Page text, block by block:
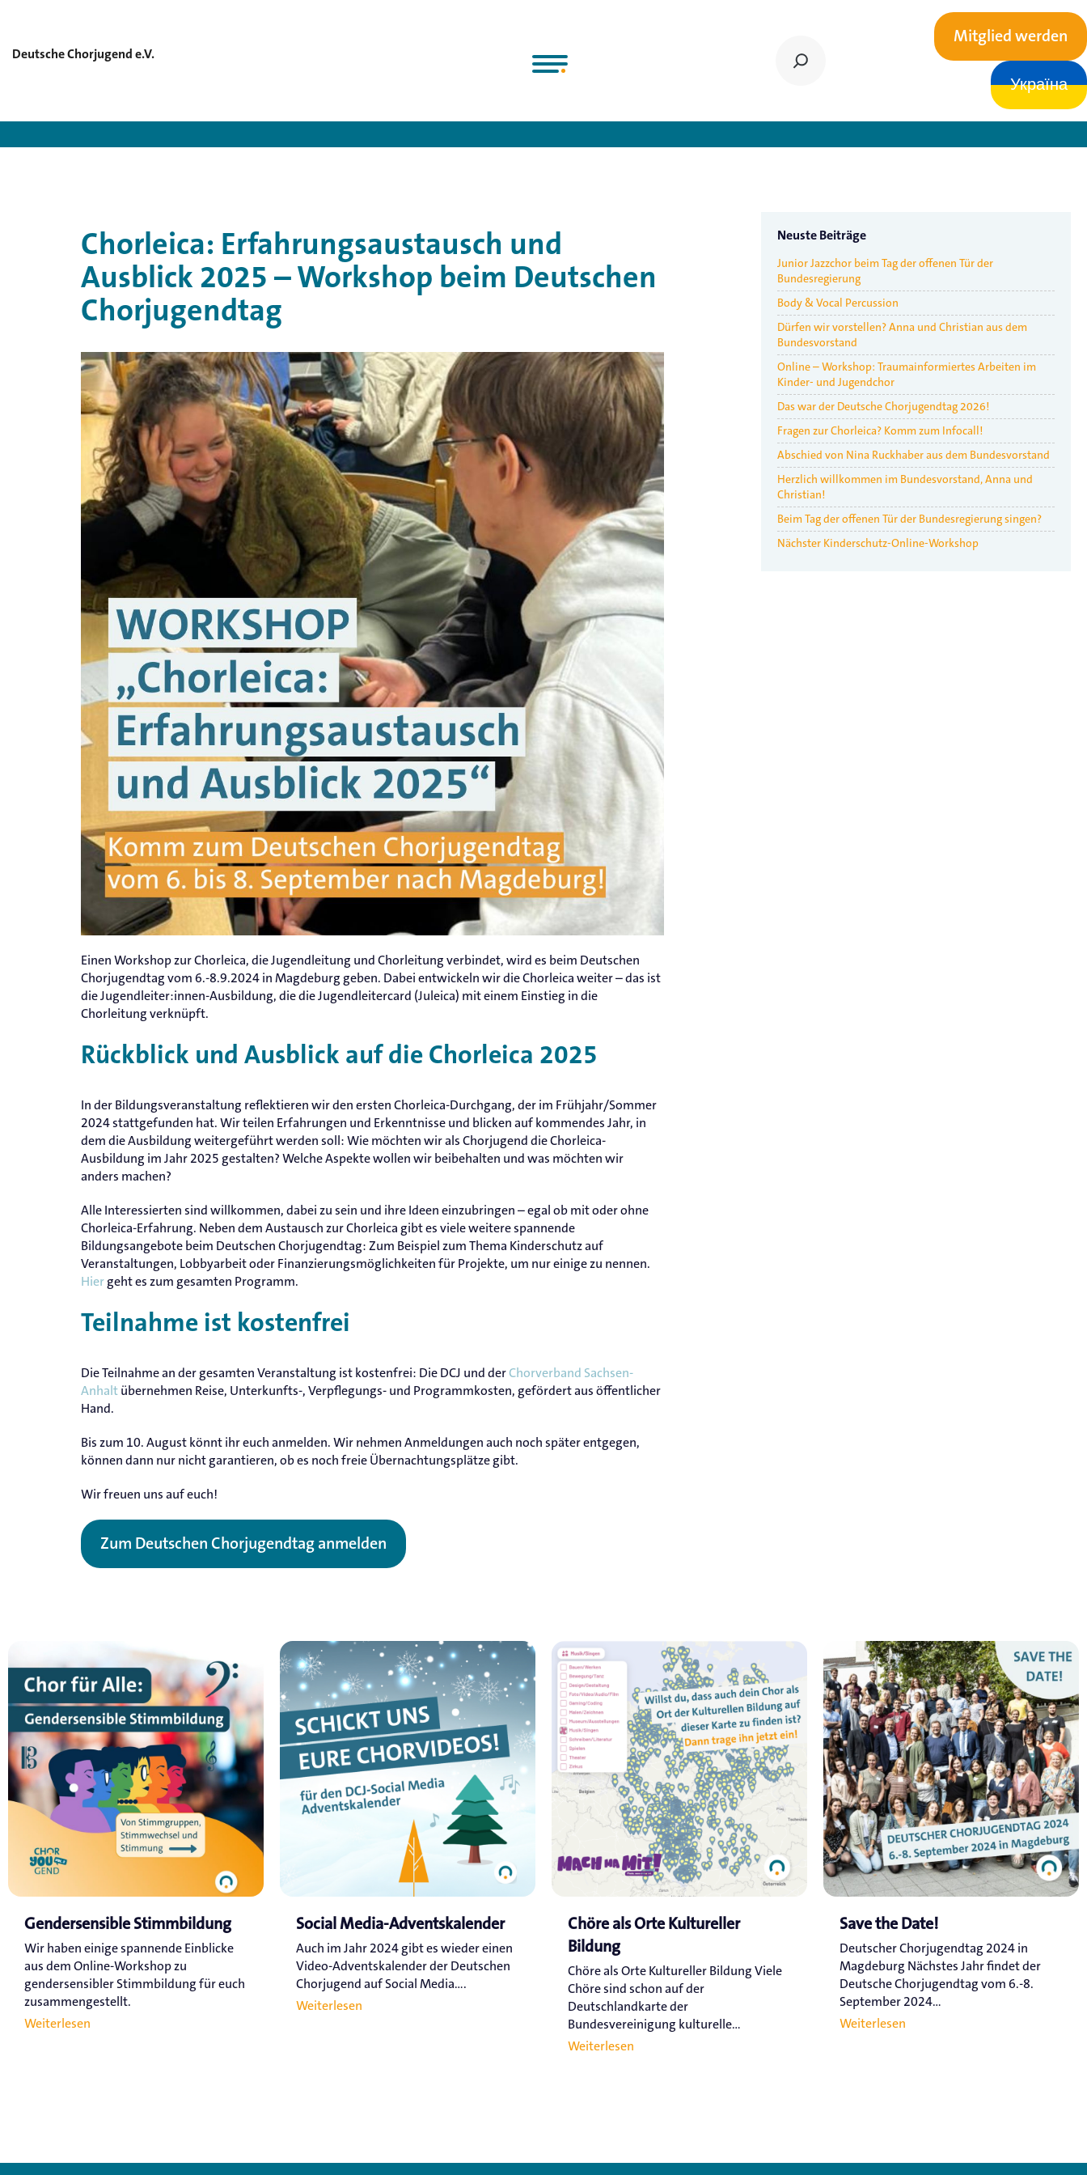
Deutsche Chorjugend e.V.
Mitglied werden
Україна
Chorleica: Erfahrungsaustausch und
Ausblick 2025 – Workshop beim Deutschen
Chorjugendtag
Einen Workshop zur Chorleica, die Jugendleitung und Chorleitung verbindet, wird es beim Deutschen
Chorjugendtag vom 6.-8.9.2024 in Magdeburg geben. Dabei entwickeln wir die Chorleica weiter – das ist
die Jugendleiter:innen-Ausbildung, die die Jugendleitercard (Juleica) mit einem Einstieg in die
Chorleitung verknüpft.
Rückblick und Ausblick auf die Chorleica 2025
In der Bildungsveranstaltung reflektieren wir den ersten Chorleica-Durchgang, der im Frühjahr/Sommer
2024 stattgefunden hat. Wir teilen Erfahrungen und Erkenntnisse und blicken auf kommendes Jahr, in
dem die Ausbildung weitergeführt werden soll: Wie möchten wir als Chorjugend die Chorleica-
Ausbildung im Jahr 2025 gestalten? Welche Aspekte wollen wir beibehalten und was möchten wir
anders machen?
Alle Interessierten sind willkommen, dabei zu sein und ihre Ideen einzubringen – egal ob mit oder ohne
Chorleica-Erfahrung. Neben dem Austausch zur Chorleica gibt es viele weitere spannende
Bildungsangebote beim Deutschen Chorjugendtag: Zum Beispiel zum Thema Kinderschutz auf
Veranstaltungen, Lobbyarbeit oder Finanzierungsmöglichkeiten für Projekte, um nur einige zu nennen.
Hiergeht es zum gesamten Programm.
Teilnahme ist kostenfrei
Die Teilnahme an der gesamten Veranstaltung ist kostenfrei: Die DCJ und derChorverband Sachsen-
Anhaltübernehmen Reise, Unterkunfts-, Verpflegungs- und Programmkosten, gefördert aus öffentlicher
Hand.
Bis zum 10. August könnt ihr euch anmelden. Wir nehmen Anmeldungen auch noch später entgegen,
können dann nur nicht garantieren, ob es noch freie Übernachtungsplätze gibt.
Wir freuen uns auf euch!
Zum Deutschen Chorjugendtag anmelden
Neuste Beiträge
Junior Jazzchor beim Tag der offenen Tür der
Bundesregierung
Body & Vocal Percussion
Dürfen wir vorstellen? Anna und Christian aus dem
Bundesvorstand
Online – Workshop: Traumainformiertes Arbeiten im
Kinder- und Jugendchor
Das war der Deutsche Chorjugendtag 2026!
Fragen zur Chorleica? Komm zum Infocall!
Abschied von Nina Ruckhaber aus dem Bundesvorstand
Herzlich willkommen im Bundesvorstand, Anna und
Christian!
Beim Tag der offenen Tür der Bundesregierung singen?
Nächster Kinderschutz-Online-Workshop
Gendersensible Stimmbildung
Wir haben einige spannende Einblicke
aus dem Online-Workshop zu
gendersensibler Stimmbildung für euch
zusammengestellt.
Weiterlesen
Social Media-Adventskalender
Auch im Jahr 2024 gibt es wieder einen
Video-Adventskalender der Deutschen
Chorjugend auf Social Media....
Weiterlesen
Chöre als Orte Kultureller
Bildung
Chöre als Orte Kultureller Bildung Viele
Chöre sind schon auf der
Deutschlandkarte der
Bundesvereinigung kulturelle...
Weiterlesen
Save the Date!
Deutscher Chorjugendtag 2024 in
Magdeburg Nächstes Jahr findet der
Deutsche Chorjugendtag vom 6.-8.
September 2024...
Weiterlesen